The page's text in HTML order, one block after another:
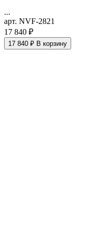
...
арт. NVF-2821
17 840 ₽
17 840 ₽ В корзину